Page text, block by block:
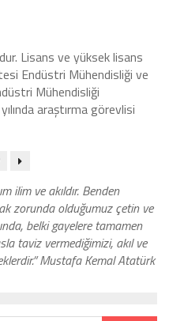
Lisans ve yüksek lisans
Endüstri Mühendisliği ve
Mühendisliği
araştırma görevlisi
ilim ve akıldır. Benden
zorunda olduğumuz çetin ve
belki gayelere tamamen
taviz vermediğimizi, akıl ve
Mustafa Kemal Atatürk